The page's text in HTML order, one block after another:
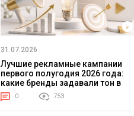
31.07.2026
Лучшие рекламные кампании
первого полугодия 2026 года:
какие бренды задавали тон в
отрасли
0 753